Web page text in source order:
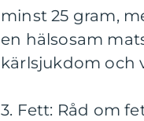
minst 25 gram,
en hälsosam
kärlsjukdom och
3. Fett: Råd om